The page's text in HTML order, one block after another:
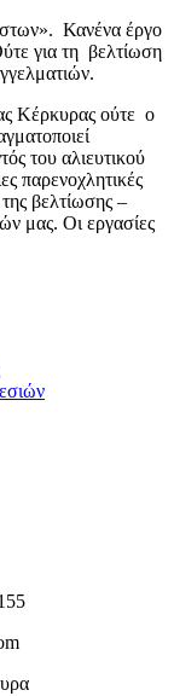
Κανένα έργο
για τη βελτίωση
Κέρκυρας ούτε ο
του αλιευτικού
παρενοχλητικές
βελτίωσης –
μας. Οι εργασίες